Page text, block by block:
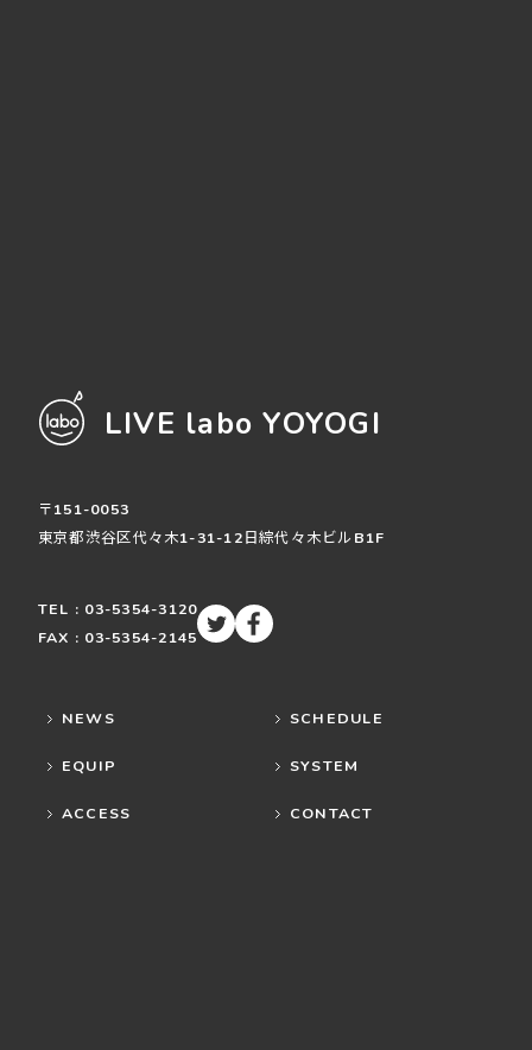
LIVE labo YOYOGI
〒151-0053
東京都渋谷区代々木1-31-12日綜代々木ビルB1F
TEL : 03-5354-3120
FAX : 03-5354-2145
NEWS SCHEDULE
EQUIP SYSTEM
ACCESS CONTACT